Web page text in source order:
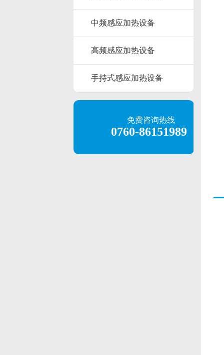
中频感应加热设备
高频感应加热设备
手持式感应加热设备
免费咨询热线
0760-86151989